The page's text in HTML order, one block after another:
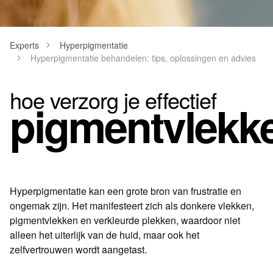
Experts
Hyperpigmentatie
Hyperpigmentatie behandelen: tips, oplossingen en advies
hoe verzorg je effectief
Hyperpigmentatie kan een grote bron van frustratie en
ongemak zijn. Het manifesteert zich als donkere vlekken,
pigmentvlekken en verkleurde plekken, waardoor niet
alleen het uiterlijk van de huid, maar ook het
zelfvertrouwen wordt aangetast.